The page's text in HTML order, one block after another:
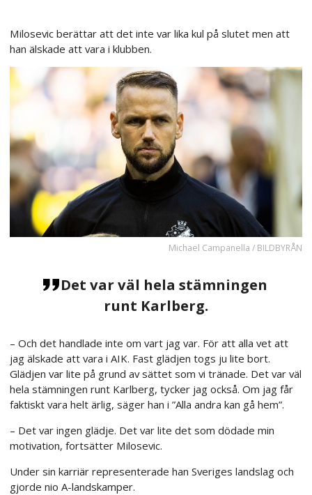
Milosevic berättar att det inte var lika kul på slutet men att
han älskade att vara i klubben.
Michael Campanella / BILDBYRÅN
Det var väl hela stämningen
runt Karlberg.
– Och det handlade inte om vart jag var. För att alla vet att
jag älskade att vara i AIK. Fast glädjen togs ju lite bort.
Glädjen var lite på grund av sättet som vi tränade. Det var väl
hela stämningen runt Karlberg, tycker jag också. Om jag får
faktiskt vara helt ärlig, säger han i ”Alla andra kan gå hem”.
– Det var ingen glädje. Det var lite det som dödade min
motivation, fortsätter Milosevic.
Under sin karriär representerade han Sveriges landslag och
gjorde nio A-landskamper.